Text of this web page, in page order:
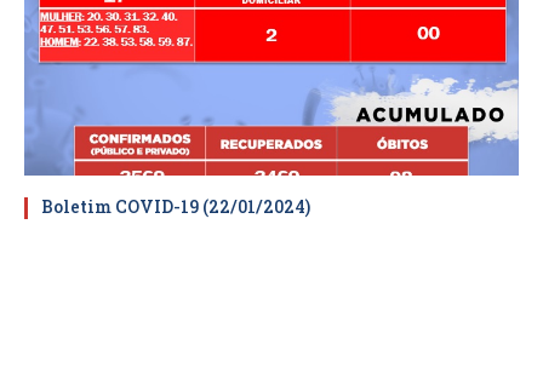
Boletim COVID-19 (22/01/2024)